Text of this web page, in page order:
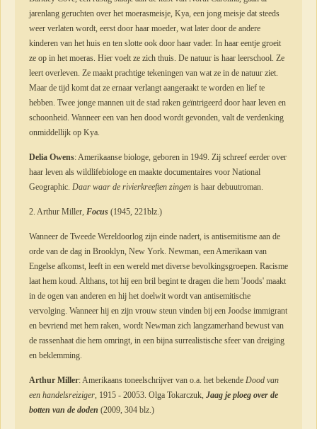
jarenlang geruchten over het moerasmeisje, Kya, een jong meisje dat steeds
weer verlaten wordt, eerst door haar moeder, wat later door de andere
kinderen van het huis en ten slotte ook door haar vader. In haar eentje groeit
ze op in het moeras. Hier voelt ze zich thuis. De natuur is haar leerschool. Ze
leert overleven. Ze maakt prachtige tekeningen van wat ze in de natuur ziet.
Maar de tijd komt dat ze ernaar verlangt aangeraakt te worden en lief te
hebben. Twee jonge mannen uit de stad raken geïntrigeerd door haar leven en
schoonheid. Wanneer een van hen dood wordt gevonden, valt de verdenking
onmiddellijk op Kya.
Delia Owens: Amerikaanse biologe, geboren in 1949. Zij schreef eerder over
haar leven als wildlifebiologe en maakte documentaires voor National
Geographic. Daar waar de rivierkreeften zingen is haar debuutroman.
2. Arthur Miller, Focus (1945, 221blz.)
Wanneer de Tweede Wereldoorlog zijn einde nadert, is antisemitisme aan de
orde van de dag in Brooklyn, New York. Newman, een Amerikaan van
Engelse afkomst, leeft in een wereld met diverse bevolkingsgroepen. Racisme
laat hem koud. Althans, tot hij een bril begint te dragen die hem 'Joods' maakt
in de ogen van anderen en hij het doelwit wordt van antisemitische
vervolging. Wanneer hij en zijn vrouw steun vinden bij een Joodse immigrant
en bevriend met hem raken, wordt Newman zich langzamerhand bewust van
de rassenhaat die hem omringt, in een bijna surrealistische sfeer van dreiging
en beklemming.
Arthur Miller: Amerikaans toneelschrijver van o.a. het bekende Dood van
een handelsreiziger, 1915 - 20053. Olga Tokarczuk, Jaag je ploeg over de
botten van de doden (2009, 304 blz.)